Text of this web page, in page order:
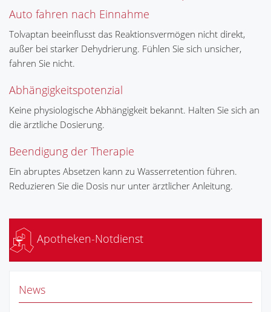
Auto fahren nach Einnahme
Tolvaptan beeinflusst das Reaktionsvermögen nicht direkt,
außer bei starker Dehydrierung. Fühlen Sie sich unsicher,
fahren Sie nicht.
Abhängigkeitspotenzial
Keine physiologische Abhängigkeit bekannt. Halten Sie sich an
die ärztliche Dosierung.
Beendigung der Therapie
Ein abruptes Absetzen kann zu Wasserretention führen.
Reduzieren Sie die Dosis nur unter ärztlicher Anleitung.
Apotheken-Notdienst
News